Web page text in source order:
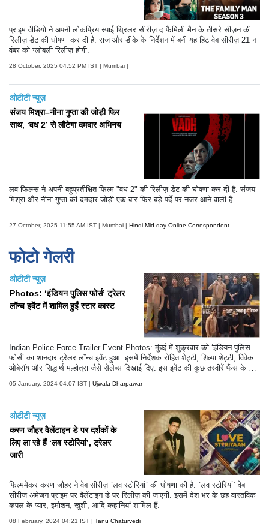
प्राइम वीडियो ने अपनी लोकप्रिय स्पाई थ्रिलर सीरीज़ द फैमिली मैन के तीसरे सीज़न की
रिलीज़ डेट की घोषणा कर दी है. राज और डीके के निर्देशन में बनी यह हिट वेब सीरीज़ 21 न
वंबर को ग्लोबली रिलीज़ होगी.
28 October, 2025 04:52 PM IST | Mumbai |
ओटीटी न्यूज़
संजय मिश्रा–नीना गुप्ता की जोड़ी फिर
साथ, ‘वध 2’ से लौटेगा दमदार अभिनय
लव फिल्म्स ने अपनी बहुप्रतीक्षित फिल्म "वध 2" की रिलीज़ डेट की घोषणा कर दी है. संजय
मिश्रा और नीना गुप्ता की दमदार जोड़ी एक बार फिर बड़े पर्दे पर नजर आने वाली है.
27 October, 2025 11:55 AM IST | Mumbai | Hindi Mid-day Online Correspondent
फोटो गेलरी
ओटीटी न्यूज़
Photos: ‘इंडियन पुलिस फोर्स’ ट्रेलर
लॉन्च इवेंट में शामिल हुईं स्टार कास्ट
Indian Police Force Trailer Event Photos: मुंबई में शुक्रवार को ‘इंडियन पुलिस
फोर्स’ का शानदार ट्रेलर लॉन्च इवेंट हुआ. इसमें निर्देशक रोहित शेट्टी, शिल्पा शेट्टी, विवेक
ओबेरॉय और सिद्धार्थ मल्होत्रा जैसे सेलेब्स दिखाई दिए. इस इवेंट की कुछ तस्वीरें फैंस के बीच
05 January, 2024 04:07 IST | Ujwala Dharpawar
ओटीटी न्यूज़
करण जौहर वैलेंटाइन डे पर दर्शकों के
लिए ला रहे हैं ‘लव स्टोरियां’, ट्रेलर
जारी
फिल्ममेकर करण जौहर ने वेब सीरीज़ `लव स्टोरियां` की घोषणा की है. `लव स्टोरियां` वेब
सीरीज अमेजन प्राइम पर वैलेंटाइन डे पर रिलीज़ की जाएगी. इसमें देश भर के छह वास्तविक
कपल के प्यार, इमोशन, खुशी, आदि कहानियां शामिल हैं.
08 February, 2024 04:21 IST | Tanu Chaturvedi